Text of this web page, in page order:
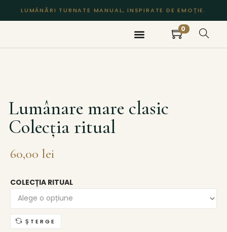
LUMÂNĂRI TURNATE MANUAL, INSPIRATE DE EMOȚIE.
0
Lumânare mare clasic
Colecția ritual
60,00 lei
COLECȚIA RITUAL
ȘTERGE